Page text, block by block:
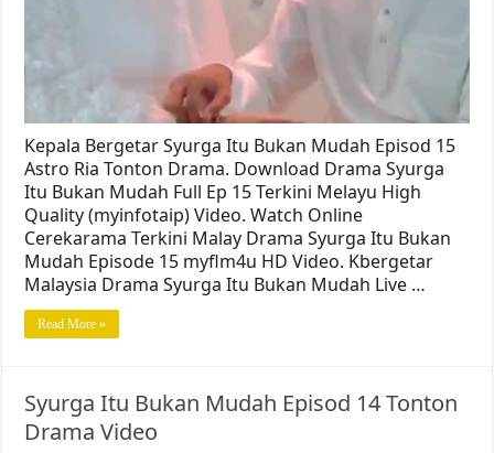
Kepala Bergetar Syurga Itu Bukan Mudah Episod 15
Astro Ria Tonton Drama. Download Drama Syurga
Itu Bukan Mudah Full Ep 15 Terkini Melayu High
Quality (myinfotaip) Video. Watch Online
Cerekarama Terkini Malay Drama Syurga Itu Bukan
Mudah Episode 15 myflm4u HD Video. Kbergetar
Malaysia Drama Syurga Itu Bukan Mudah Live …
Read More »
Syurga Itu Bukan Mudah Episod 14 Tonton
Drama Video